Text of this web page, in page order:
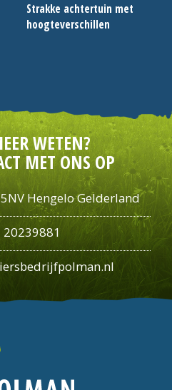
Strakke achtertuin met
hoogteverschillen
WETEN?
MET ONS OP
Hengelo Gelderland
20239881